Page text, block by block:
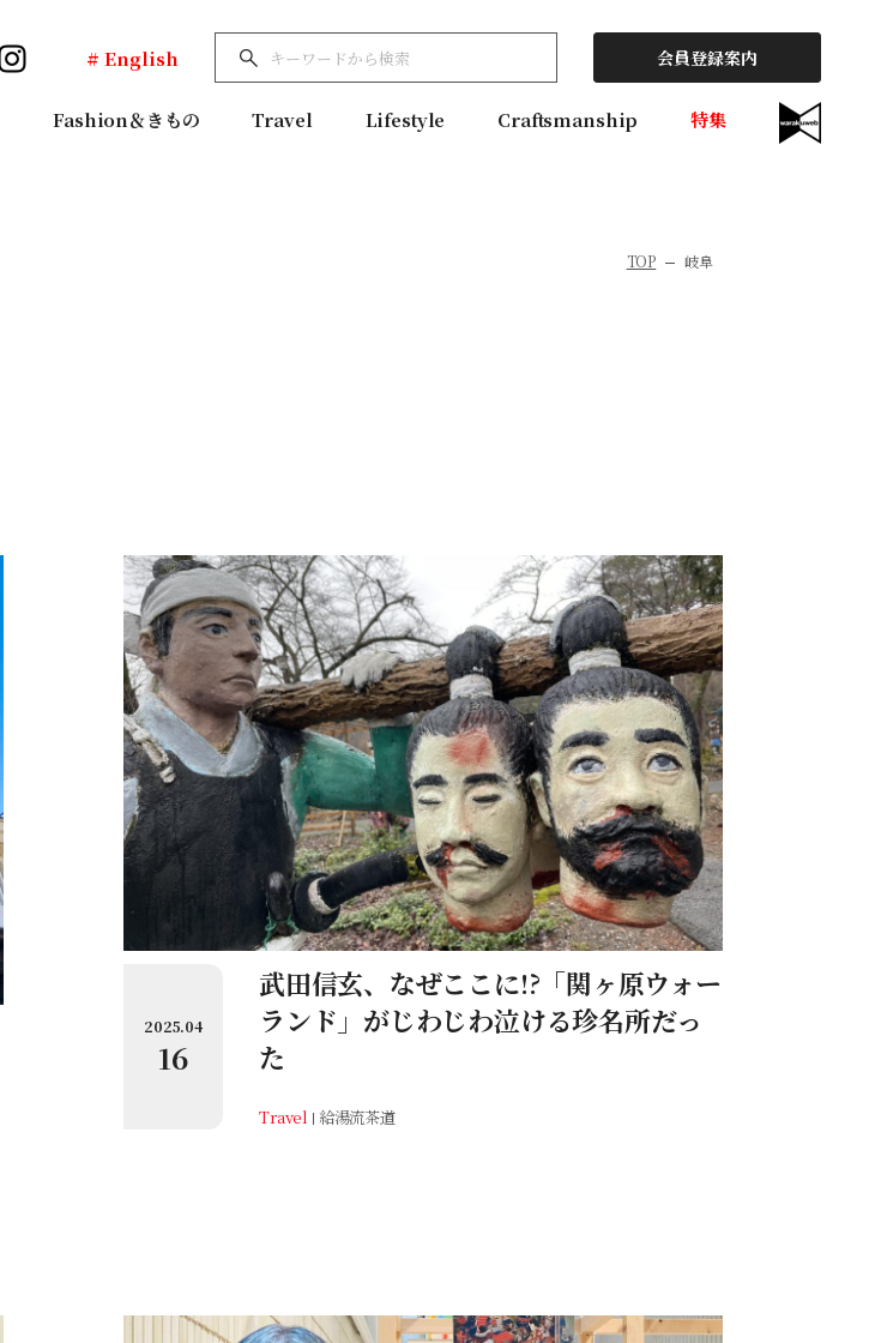
# English 会員登録案内
Fashion＆きもの Travel Lifestyle Craftsmanship 特集
TOP 岐阜
2025.04
16
武田信玄、なぜここに!?「関ヶ原ウォー
ランド」がじわじわ泣ける珍名所だっ
た
Travel 給湯流茶道